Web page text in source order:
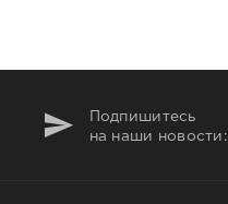
Подпишитесь
на наши новости: